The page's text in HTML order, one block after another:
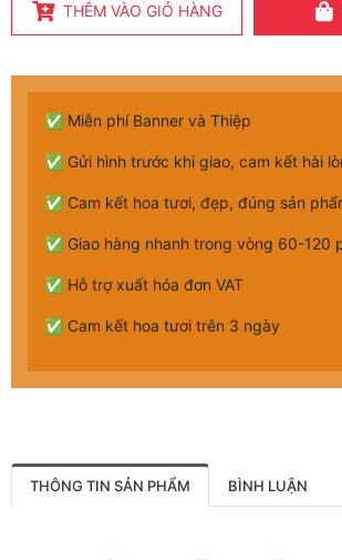
THÊM VÀO GIỎ HÀNG
✅ Miễn phí Banner và Thiệp
✅ Gửi hình trước khi giao, cam kết hài
✅ Cam kết hoa tươi, đẹp, đúng sản
✅ Giao hàng nhanh trong vòng 60-120
✅ Hỗ trợ xuất hóa đơn VAT
✅ Cam kết hoa tươi trên 3 ngày
THÔNG TIN SẢN PHẨM BÌNH LUẬN